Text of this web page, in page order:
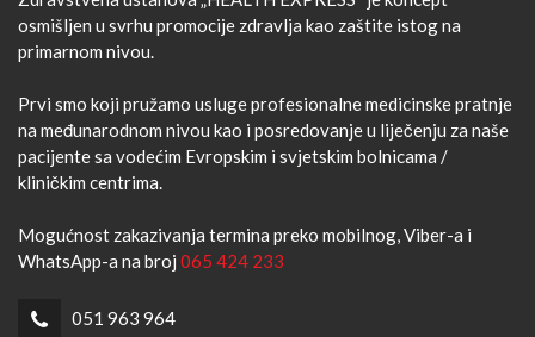
osmišljen u svrhu promocije zdravlja kao zaštite istog na
primarnom nivou.
Prvi smo koji pružamo usluge profesionalne medicinske pratnje
na međunarodnom nivou kao i posredovanje u liječenju za naše
pacijente sa vodećim Evropskim i svjetskim bolnicama /
kliničkim centrima.
Mogućnost zakazivanja termina preko mobilnog, Viber-a i
WhatsApp-a na broj 065 424 233
051 963 964